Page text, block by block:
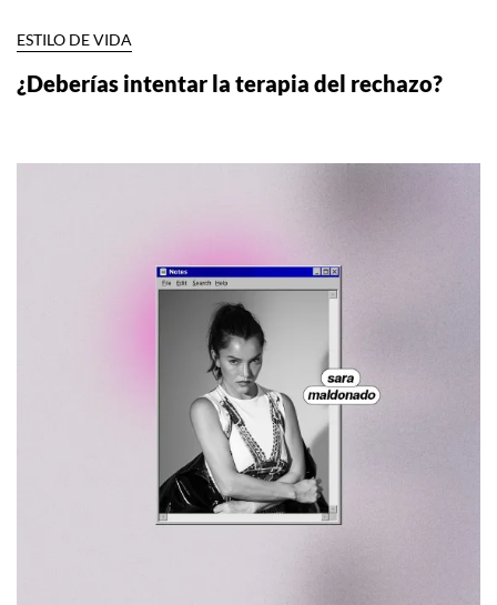
ESTILO DE VIDA
¿Deberías intentar la terapia del rechazo?